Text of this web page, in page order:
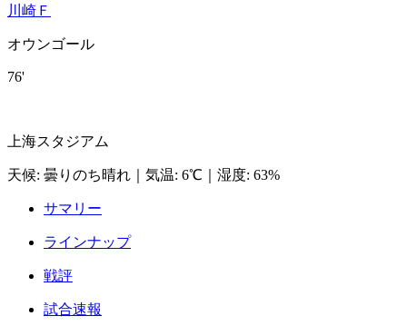
川崎Ｆ
オウンゴール
76'
上海スタジアム
天候: 曇りのち晴れ 気温: 6℃ 湿度: 63%
サマリー
ラインナップ
戦評
試合速報